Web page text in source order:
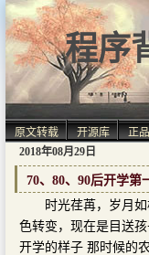
程序
原文转载 开源库 正
2018年08月29日
70、80、90后开学
时光荏苒，岁月如
色转变，现在是目送
开学的样子 那时候的